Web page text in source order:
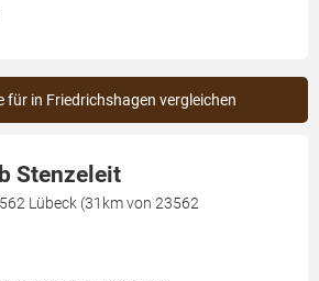
für in Friedrichshagen vergleichen
Stenzeleit
Lübeck (31km von 23562